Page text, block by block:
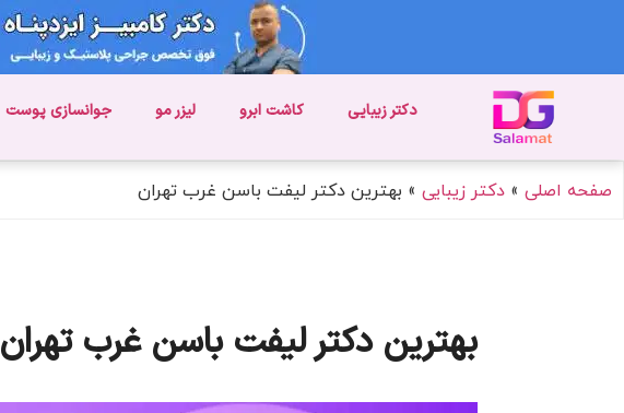
دکتر زیبایی کاشت ابرو لیزر مو جوانسازی پوست
صفحه اصلی » دکتر زیبایی » بهترین دکتر لیفت باسن غرب تهران
بهترین دکتر لیفت باسن غرب تهران